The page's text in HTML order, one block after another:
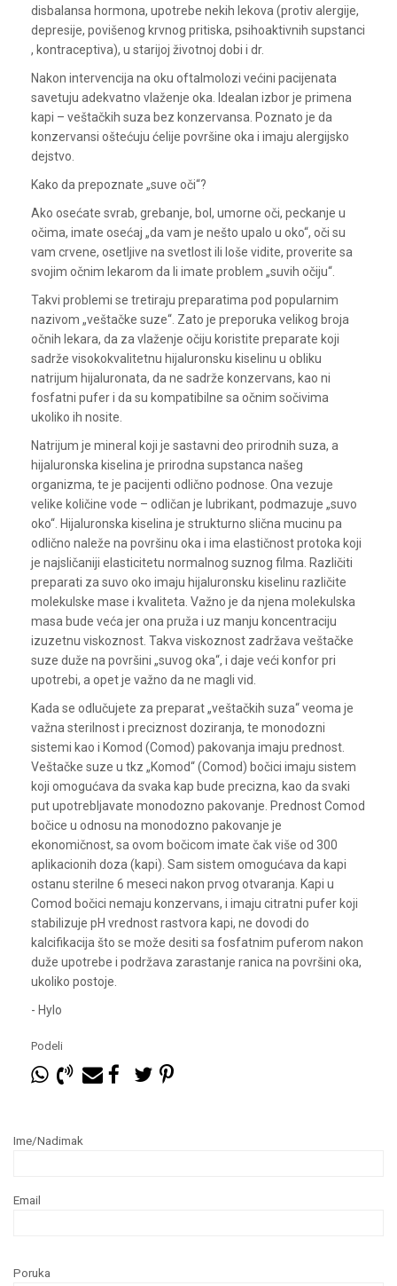
disbalansa hormona, upotrebe nekih lekova (protiv alergije,
depresije, povišenog krvnog pritiska, psihoaktivnih supstanci
, kontraceptiva), u starijoj životnoj dobi i dr.
Nakon intervencija na oku oftalmolozi većini pacijenata
savetuju adekvatno vlaženje oka. Idealan izbor je primena
kapi – veštačkih suza bez konzervansa. Poznato je da
konzervansi oštećuju ćelije površine oka i imaju alergijsko
dejstvo.
Kako da prepoznate „suve oči“?
Ako osećate svrab, grebanje, bol, umorne oči, peckanje u
očima, imate osećaj „da vam je nešto upalo u oko“, oči su
vam crvene, osetljive na svetlost ili loše vidite, proverite sa
svojim očnim lekarom da li imate problem „suvih očiju“.
Takvi problemi se tretiraju preparatima pod popularnim
nazivom „veštačke suze“. Zato je preporuka velikog broja
očnih lekara, da za vlaženje očiju koristite preparate koji
sadrže visokokvalitetnu hijaluronsku kiselinu u obliku
natrijum hijaluronata, da ne sadrže konzervans, kao ni
fosfatni pufer i da su kompatibilne sa očnim sočivima
ukoliko ih nosite.
Natrijum je mineral koji je sastavni deo prirodnih suza, a
hijaluronska kiselina je prirodna supstanca našeg
organizma, te je pacijenti odlično podnose. Ona vezuje
velike količine vode – odličan je lubrikant, podmazuje „suvo
oko“. Hijaluronska kiselina je strukturno slična mucinu pa
odlično naleže na površinu oka i ima elastičnost protoka koji
je najsličaniji elasticitetu normalnog suznog filma. Različiti
preparati za suvo oko imaju hijaluronsku kiselinu različite
molekulske mase i kvaliteta. Važno je da njena molekulska
masa bude veća jer ona pruža i uz manju koncentraciju
izuzetnu viskoznost. Takva viskoznost zadržava veštačke
suze duže na površini „suvog oka“, i daje veći konfor pri
upotrebi, a opet je važno da ne magli vid.
Kada se odlučujete za preparat „veštačkih suza“ veoma je
važna sterilnost i preciznost doziranja, te monodozni
sistemi kao i Komod (Comod) pakovanja imaju prednost.
Veštačke suze u tkz „Komod“ (Comod) bočici imaju sistem
koji omogućava da svaka kap bude precizna, kao da svaki
put upotrebljavate monodozno pakovanje. Prednost Comod
bočice u odnosu na monodozno pakovanje je
ekonomičnost, sa ovom bočicom imate čak više od 300
aplikacionih doza (kapi). Sam sistem omogućava da kapi
ostanu sterilne 6 meseci nakon prvog otvaranja. Kapi u
Comod bočici nemaju konzervans, i imaju citratni pufer koji
stabilizuje pH vrednost rastvora kapi, ne dovodi do
kalcifikacija što se može desiti sa fosfatnim puferom nakon
duže upotrebe i podržava zarastanje ranica na površini oka,
ukoliko postoje.
- Hylo
Podeli
Ime/Nadimak
Email
Poruka